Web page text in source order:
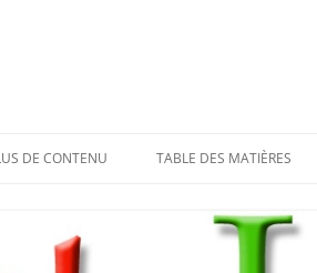
DE CONTENU TABLE DES MATIÈRES